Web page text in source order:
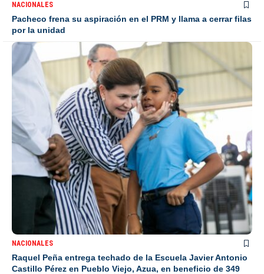
NACIONALES
Pacheco frena su aspiración en el PRM y llama a cerrar filas
por la unidad
NACIONALES
Raquel Peña entrega techado de la Escuela Javier Antonio
Castillo Pérez en Pueblo Viejo, Azua, en beneficio de 349